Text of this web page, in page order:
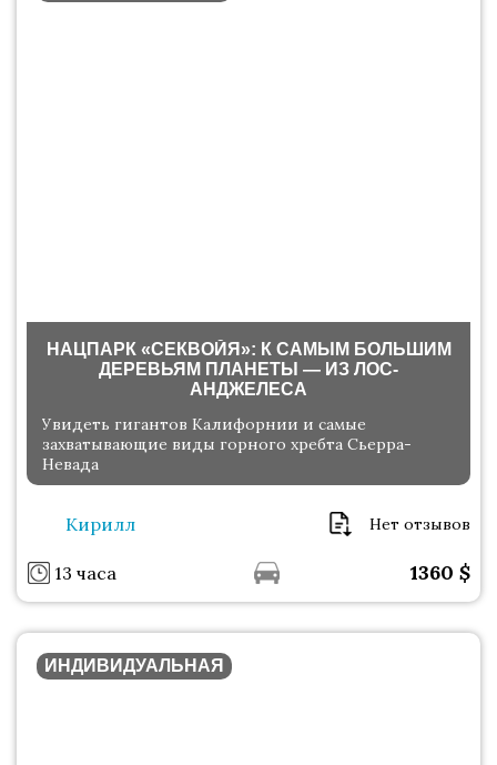
НАЦПАРК «СЕКВОЙЯ»: К САМЫМ БОЛЬШИМ
ДЕРЕВЬЯМ ПЛАНЕТЫ — ИЗ ЛОС-
АНДЖЕЛЕСА
Увидеть гигантов Калифорнии и самые
захватывающие виды горного хребта Сьерра-
Невада
Кирилл Нет отзывов
13 часа 1360 $
ИНДИВИДУАЛЬНАЯ